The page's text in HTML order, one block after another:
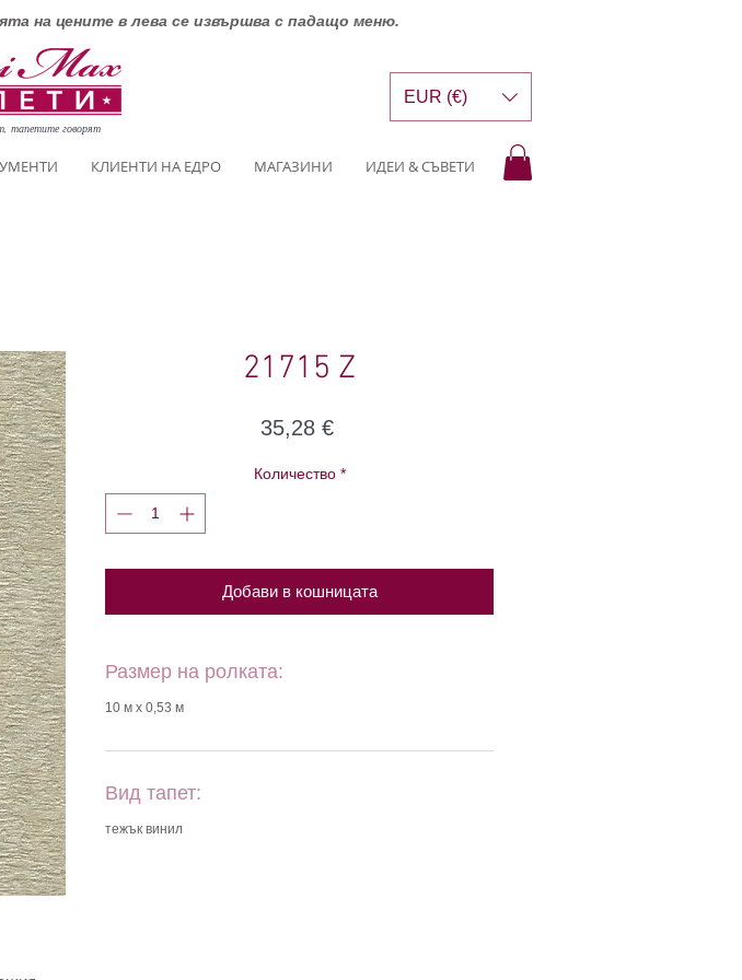
на цените в лева се извършва с падащо меню.
тапетите говорят
КЛИЕНТИ НА ЕДРО МАГАЗИНИ ИДЕИ & СЪВЕТИ
EUR (€)
21715 Z
35,28 €Цена
Количество *
Добави в кошницата
Размер на ролката:
10 м х 0,53 м
Вид тапет:
тежък винил